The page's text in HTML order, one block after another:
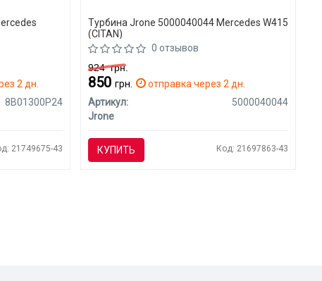
2 дн.
8B01300P24
21749675-43
Турбина Jrone 5000040044 Mercedes W415
(CITAN)
0 отзывов
924грн.
850грн.
отправка через 2 дн.
Артикул:
5000040044
Jrone
КУПИТЬ Код: 21697863-43